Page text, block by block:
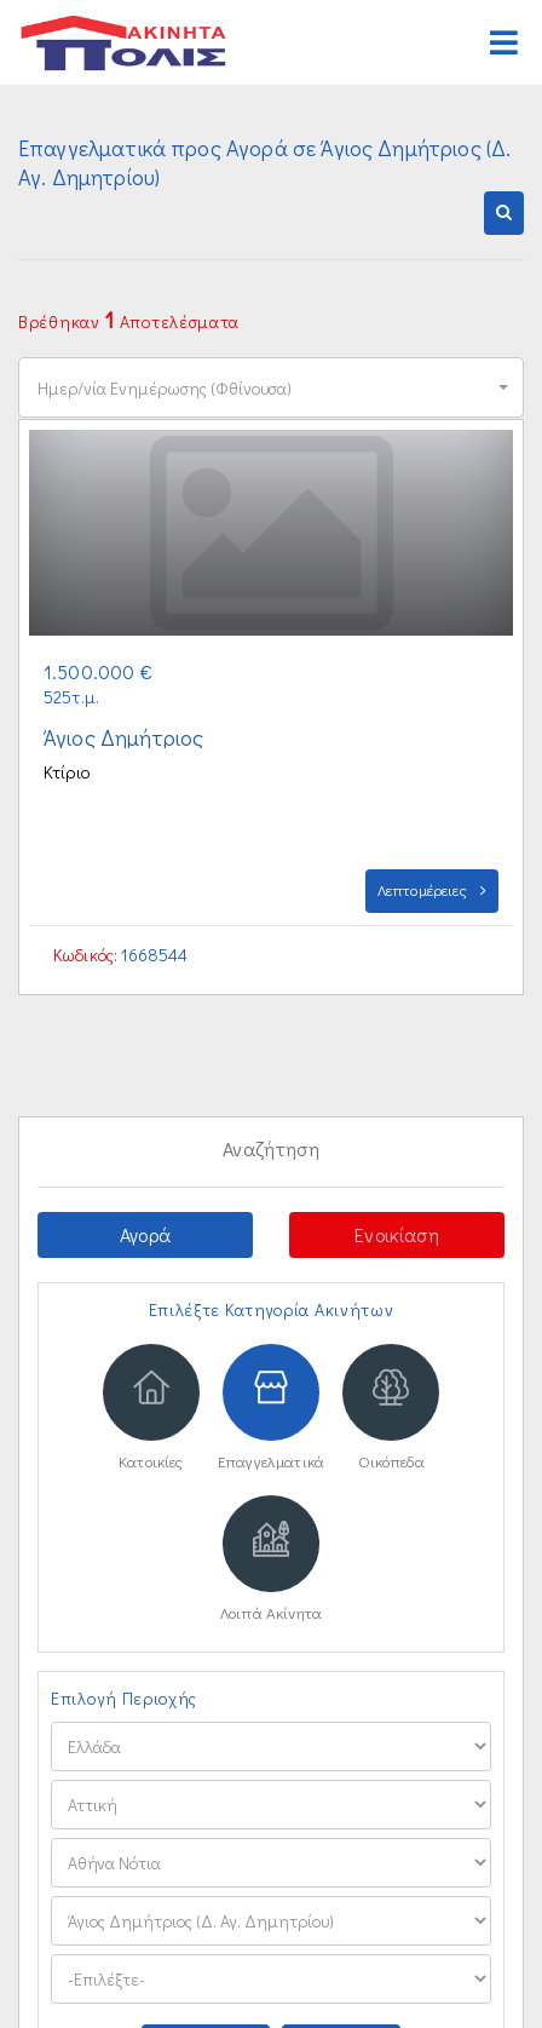
Αγορά
Οικοπέδων
Διαφόρων Ακινήτων
Επαγγελματικών
Οικοπέδων
Διαφόρων Ακινήτων
Οργανισμός
Γραφεία
Επαγγελματικά προς Αγορά σε Άγιος Δημήτριος (Δ.
Αγ. Δημητρίου)
Βρέθηκαν 1 Αποτελέσματα
Ημερ/νία Ενημέρωσης (Φθίνουσα)
1.500.000 €
525τ.μ.
Άγιος Δημήτριος
Κτίριο
Λεπτομέρειες
Κωδικός: 1668544
Αναζήτηση
Αγορά Ενοικίαση
Επιλέξτε Κατηγορία Ακινήτων
Κατοικίες Επαγγελματικά Οικόπεδα
Λοιπά Ακίνητα
Επιλογή Περιοχής